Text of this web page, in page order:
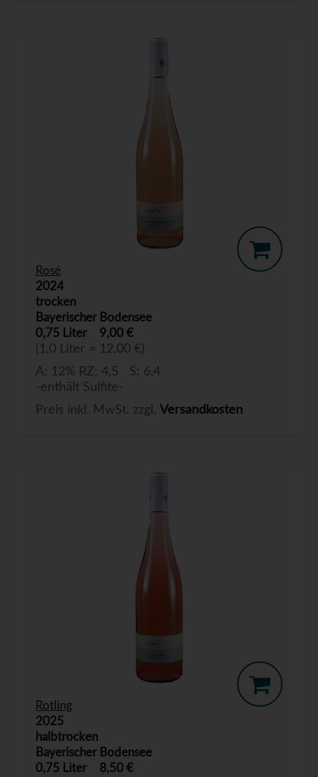
Rosé
2024
trocken
Bayerischer Bodensee
0,75 Liter
9,00 €
(1,0 Liter = 12,00 €)
A: 12% RZ: 4,5 S: 6,4
-enthält Sulfite-
Preis inkl. MwSt. zzgl. Versandkosten
Rotling
2025
halbtrocken
Bayerischer Bodensee
0,75 Liter
8,50 €